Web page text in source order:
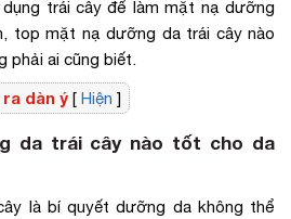
trái cây để làm mặt nạ dưỡng
top mặt nạ dưỡng da trái cây nào
phải ai cũng biết.
dàn ý [ Hiện ]
da trái cây nào tốt cho da
là bí quyết dưỡng da không thể